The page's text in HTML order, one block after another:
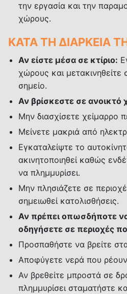
την εργασία και την
χώρους.
ΚΑΤΑ ΤΗ ΔΙΑΡΚΕΙΑ
Αν είστε μέσα σε κτίριο:
χώρους και
σημείο.
Αν βρίσκεστε σε ανοικτό
Μην διασχίσετε χείμαρρο
Μείνετε μακριά από
Εγκαταλείψτε το
ακινητοποιηθεί καθώς
να πλημμυρίσει.
Μην πλησιάζετε σε
σημειωθεί κατολισθήσεις.
Αν πρέπει οπωσδήποτε
οδηγήσετε σε περιοχές
Προσπαθήστε να βρείτε
Αποφύγετε νερά που
Αν βρεθείτε μπροστά σε
πλημμυρίσει σταματήστε